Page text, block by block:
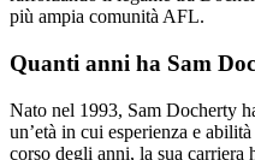
più ampia comunità AFL.
Quanti anni ha Sam
Nato nel 1993, Sam Docherty
un’età in cui esperienza e
corso degli anni, la sua carriera